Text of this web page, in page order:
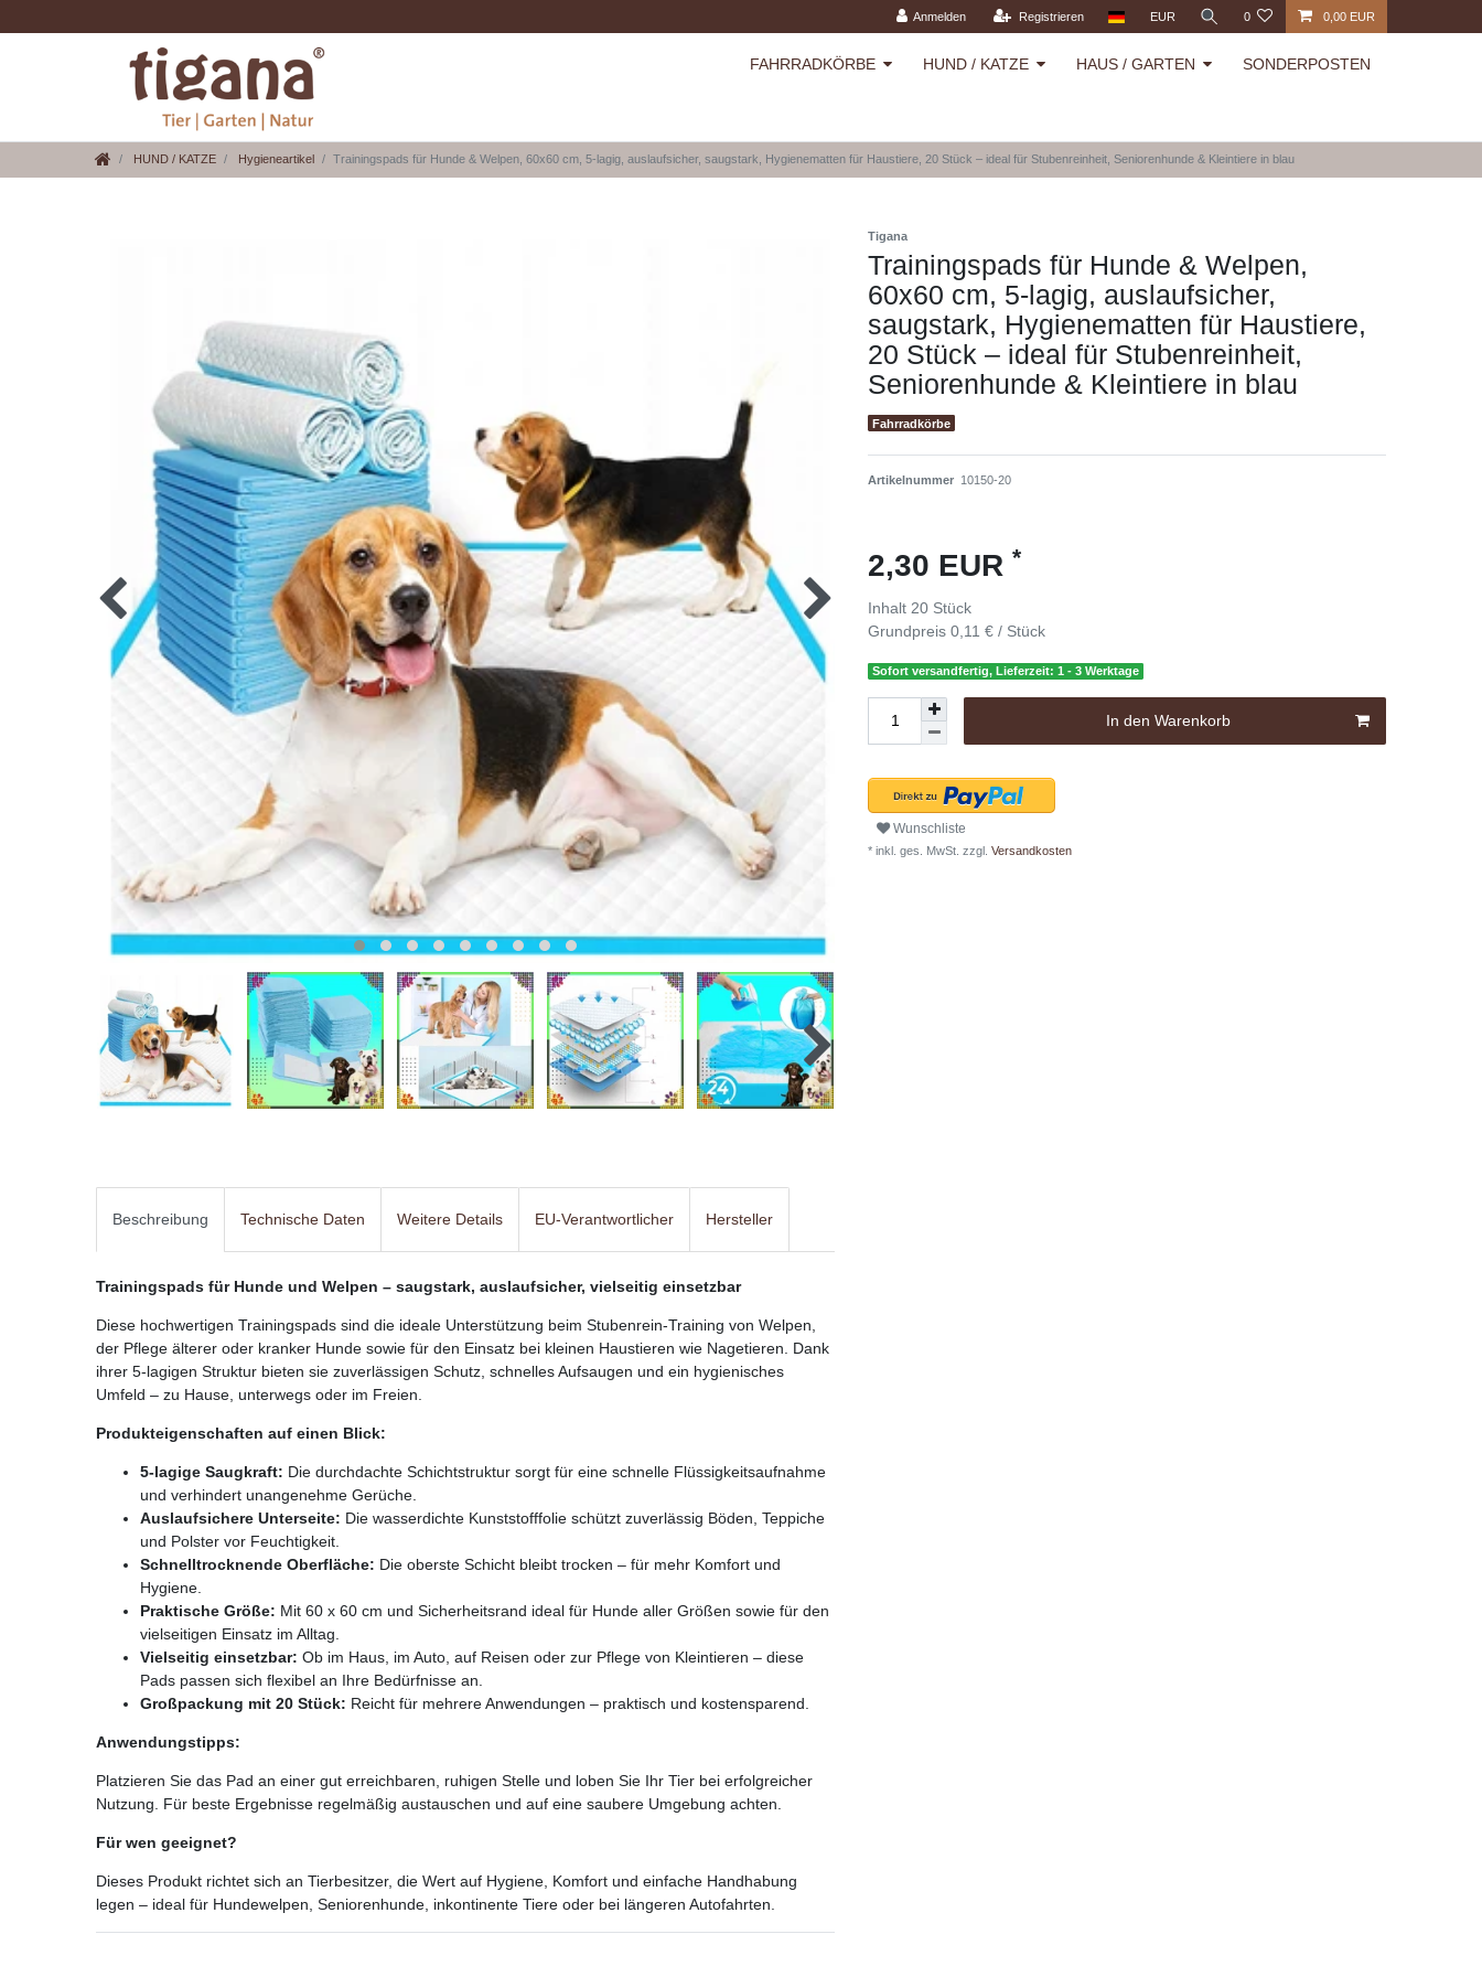
Anmelden Registrieren EUR 0 0,00 EUR
FAHRRADKÖRBE HUND / KATZE HAUS / GARTEN SONDERPOSTEN
HUND / KATZE Hygieneartikel Trainingspads für Hunde & Welpen, 60x60 cm, 5-lagig, auslaufsicher, saugstark, Hygienematten für Haustiere, 20 Stück – ideal für Stubenreinheit, Seniorenhunde & Kleintiere in blau
Tigana
Trainingspads für Hunde & Welpen,
60x60 cm, 5-lagig, auslaufsicher,
saugstark, Hygienematten für Haustiere,
20 Stück – ideal für Stubenreinheit,
Seniorenhunde & Kleintiere in blau
Fahrradkörbe
Artikelnummer 10150-20
2,30 EUR *
Inhalt 20 Stück
Grundpreis 0,11 € / Stück
Sofort versandfertig, Lieferzeit: 1 - 3 Werktage
In den Warenkorb
Wunschliste
* inkl. ges. MwSt. zzgl. Versandkosten
Beschreibung Technische Daten Weitere Details EU-Verantwortlicher Hersteller
Trainingspads für Hunde und Welpen – saugstark, auslaufsicher, vielseitig einsetzbar
Diese hochwertigen Trainingspads sind die ideale Unterstützung beim Stubenrein-Training von Welpen,
der Pflege älterer oder kranker Hunde sowie für den Einsatz bei kleinen Haustieren wie Nagetieren. Dank
ihrer 5-lagigen Struktur bieten sie zuverlässigen Schutz, schnelles Aufsaugen und ein hygienisches
Umfeld – zu Hause, unterwegs oder im Freien.
Produkteigenschaften auf einen Blick:
5-lagige Saugkraft: Die durchdachte Schichtstruktur sorgt für eine schnelle Flüssigkeitsaufnahme
und verhindert unangenehme Gerüche.
Auslaufsichere Unterseite: Die wasserdichte Kunststofffolie schützt zuverlässig Böden, Teppiche
und Polster vor Feuchtigkeit.
Schnelltrocknende Oberfläche: Die oberste Schicht bleibt trocken – für mehr Komfort und
Hygiene.
Praktische Größe: Mit 60 x 60 cm und Sicherheitsrand ideal für Hunde aller Größen sowie für den
vielseitigen Einsatz im Alltag.
Vielseitig einsetzbar: Ob im Haus, im Auto, auf Reisen oder zur Pflege von Kleintieren – diese
Pads passen sich flexibel an Ihre Bedürfnisse an.
Großpackung mit 20 Stück: Reicht für mehrere Anwendungen – praktisch und kostensparend.
Anwendungstipps:
Platzieren Sie das Pad an einer gut erreichbaren, ruhigen Stelle und loben Sie Ihr Tier bei erfolgreicher
Nutzung. Für beste Ergebnisse regelmäßig austauschen und auf eine saubere Umgebung achten.
Für wen geeignet?
Dieses Produkt richtet sich an Tierbesitzer, die Wert auf Hygiene, Komfort und einfache Handhabung
legen – ideal für Hundewelpen, Seniorenhunde, inkontinente Tiere oder bei längeren Autofahrten.